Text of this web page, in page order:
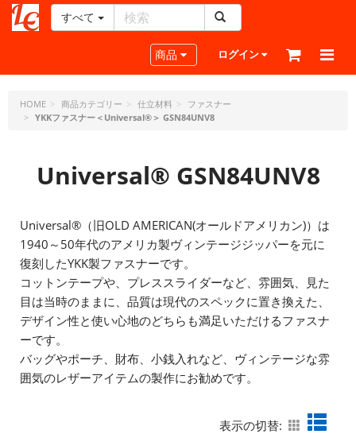
ー
ラ
フ
ト・
ェ
ー
ピ
ー
すべて
Toggle navigation
商品 ログイン
HOME 商品カテゴリー 仕立材料
ファスナー
YKKファスナー＜Universal®＞ GSN84UNV8
Universal® GSN84UNV8
Universal®（旧OLD AMERICAN(オールドアメリカン)）は
1940～50年代のアメリカ製ヴィンテージジッパーを元に
復刻したYKK製ファスナーです。
コットンテープや、プレススライダーなど、雰囲気、見た
目は当時のままに、品質は現代のスペックに置き換えた、
デザイン性と使い心地のどちらも満足いただけるファスナ
ーです。
バッグやポーチ、財布、小銭入れなど、ヴィンテージな雰
囲気のレザーアイテムの製作にお勧めです。
表示の切替: